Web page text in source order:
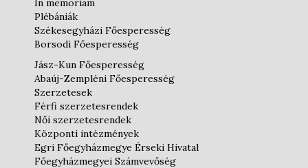
In memoriam
Plébániák
Székesegyházi Főesperesség
Borsodi Főesperesség
Jász-Kun Főesperesség
Abaúj-Zempléni Főesperesség
Szerzetesek
Férfi szerzetesrendek
Női szerzetesrendek
Központi intézmények
Egri Főegyházmegye Érseki Hivatal
Főegyházmegyei Számvevőség